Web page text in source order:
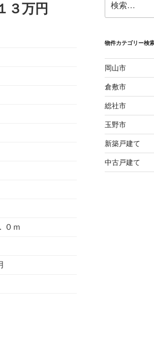
万円
０ｍ
索:
物件カテゴリー検
岡山市
倉敷市
総社市
玉野市
新築戸建て
中古戸建て